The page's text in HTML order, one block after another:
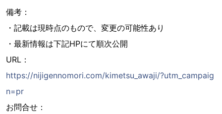
備考：
・記載は現時点のもので、変更の可能性あり
・最新情報は下記HPにて順次公開
URL：
https://nijigennomori.com/kimetsu_awaji/?utm_campaig
n=pr
お問合せ：